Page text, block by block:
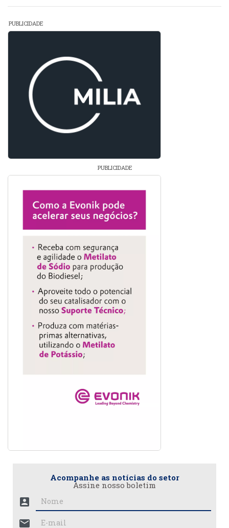
PUBLICIDADE
PUBLICIDADE
Acompanhe as notícias do setor
Assine nosso boletim
account_box
mail